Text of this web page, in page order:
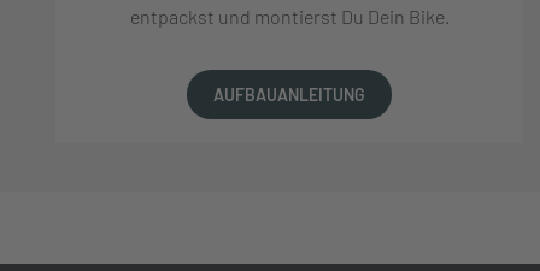
entpackst und montierst Du Dein Bike.
AUFBAUANLEITUNG